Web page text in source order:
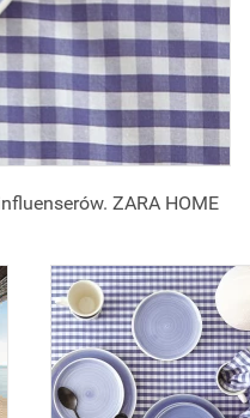
ZARA HOME